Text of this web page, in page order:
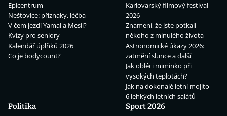
Epicentrum
Neštovice: příznaky, léčba
V čem jezdí Yamal a Mesii?
Kvízy pro seniory
Kalendář úplňků 2026
Co je bodycount?
Karlovarský filmový festival
2026
Znamení, že jste potkali
někoho z minulého života
Astronomické úkazy 2026:
zatmění slunce a další
Jak obléci miminko při
vysokých teplotách?
Jak na dokonalé letní mojito
6 lehkých letních salátů
Politika
Sport 2026